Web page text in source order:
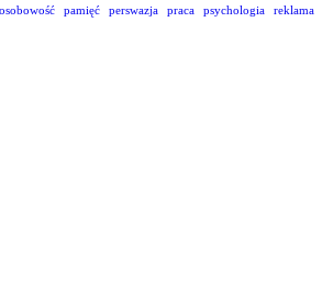
osobowość pamięć perswazja praca psychologia reklama